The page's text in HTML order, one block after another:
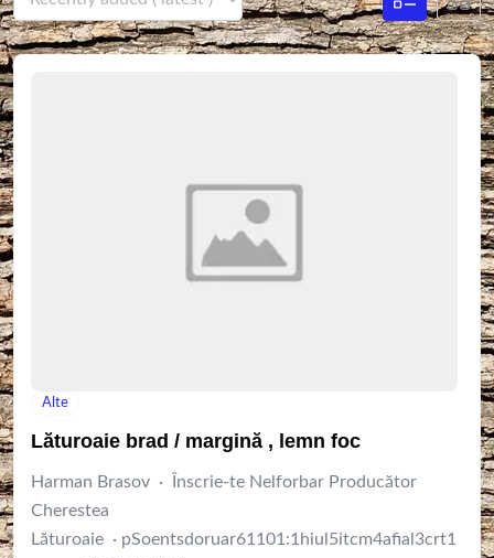
Alte
Lăturoaie brad / margină , lemn foc
Harman Brasov · Înscrie-te Nelforbar Producător
Cherestea
Lăturoaie · pSoentsdoruar61101:1hiul5itcm4afial3crt1